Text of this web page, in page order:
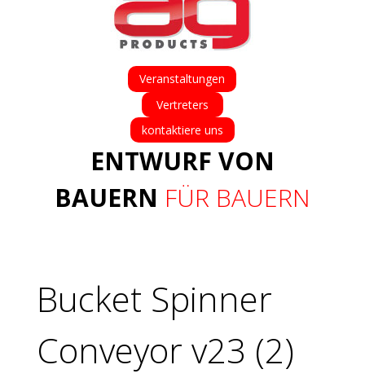
Veranstaltungen
Vertreters
kontaktiere uns
ENTWURF VON
BAUERN FÜR BAUERN
Bucket Spinner
Conveyor v23 (2)